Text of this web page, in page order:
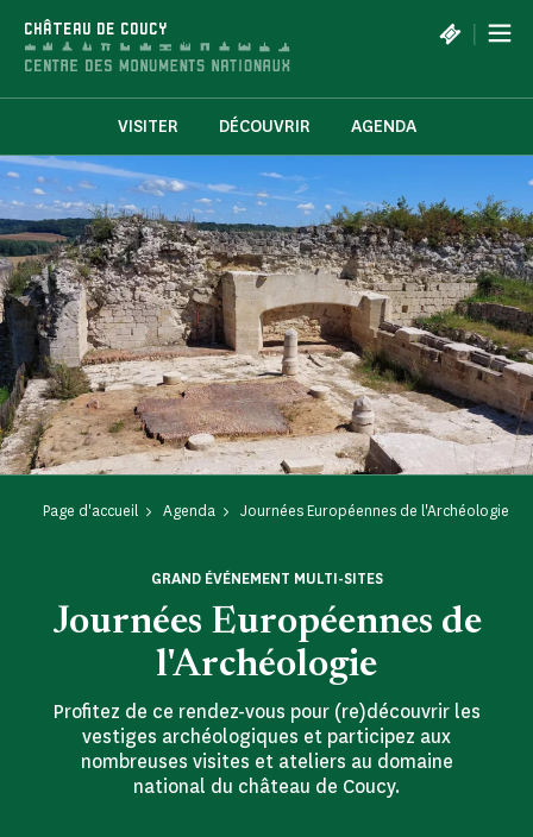
CHÂTEAU DE COUCY |
VISITER DÉCOUVRIR AGENDA
Page d'accueil Agenda Journées Européennes de l'Archéologie
Journées Européennes de
l'Archéologie
GRAND ÉVÉNEMENT MULTI-SITES
Profitez de ce rendez-vous pour (re)découvrir les
vestiges archéologiques et participez aux
nombreuses visites et ateliers au domaine
national du château de Coucy.